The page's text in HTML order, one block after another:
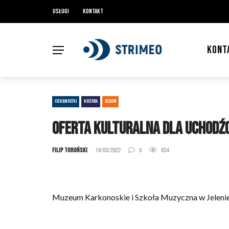
Usługi Kontakt
CIEKAWOSTKI KULTURA REGION
Oferta kulturalna dla
Filip Toroński 14/03/2022 0 834
Muzeum Karkonoskie i Szkoła Muzyczna w